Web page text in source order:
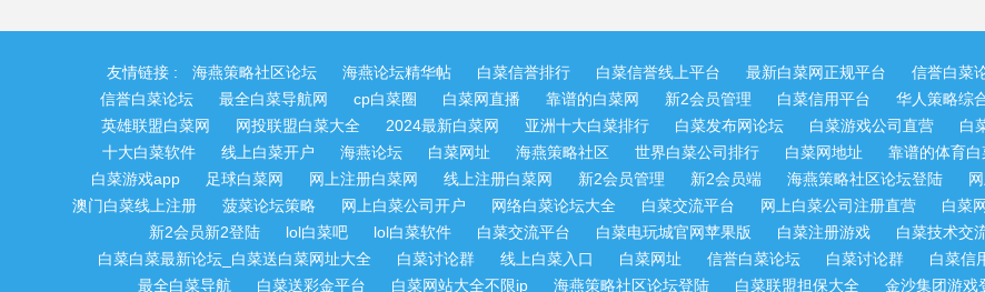
友情链接 : 海燕策略社区论坛 海燕论坛精华帖 白菜信誉排行 白菜信誉线上平台 最新白菜网正规平台 信誉白菜
信誉白菜论坛
最全白菜导航网 cp白菜圈 白菜网直播 靠谱的白菜网 新2会员管理 白菜信用平台 华人策略综
英雄联盟白菜网
网投联盟白菜大全 2024最新白菜网 亚洲十大白菜排行 白菜发布网论坛 白菜游戏公司直营 白
十大白菜软件
线上白菜开户 海燕论坛 白菜网址 海燕策略社区 世界白菜公司排行 白菜网地址 靠谱的体育白
白菜游戏app
足球白菜网 网上注册白菜网 线上注册白菜网 新2会员管理 新2会员端 海燕策略社区论坛登陆
澳门白菜线上注册
菠菜论坛策略 网上白菜公司开户 网络白菜论坛大全 白菜交流平台 网上白菜公司注册直营 白菜
新2会员新2登陆
lol白菜吧 lol白菜软件 白菜交流平台 白菜电玩城官网苹果版 白菜注册游戏 白菜技术交
白菜白菜最新论坛_白菜送白菜网址大全
白菜讨论群 线上白菜入口 白菜网址 信誉白菜论坛 白菜讨论群 白菜信
最全白菜导航
白菜送彩金平台 白菜网站大全不限ip 海燕策略社区论坛登陆 白菜联盟担保大全 金沙集团游戏